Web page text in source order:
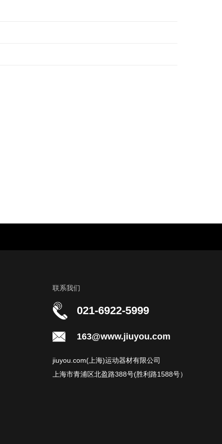
联系我们
021-6922-5999
163@www.jiuyou.com
jiuyou.com(上海)运动器材有限公司
上海市青浦区北盈路388号(胜利路1588号）